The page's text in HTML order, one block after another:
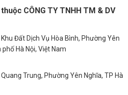
CÔNG TY TNHH TM & DV
Đất Dịch Vụ Hòa Bình, Phường Yên
Hà Nội, Việt Nam
Trung, Phường Yên Nghĩa, TP Hà